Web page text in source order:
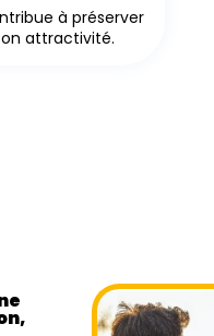
à préserver
attractivité.